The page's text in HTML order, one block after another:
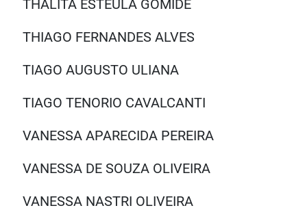
THALITA ESTEULA GOMIDE
THIAGO FERNANDES ALVES
TIAGO AUGUSTO ULIANA
TIAGO TENORIO CAVALCANTI
VANESSA APARECIDA PEREIRA
VANESSA DE SOUZA OLIVEIRA
VANESSA NASTRI OLIVEIRA